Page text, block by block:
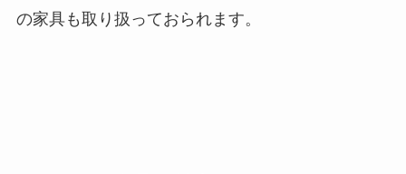
の家具も取り扱っておられます。